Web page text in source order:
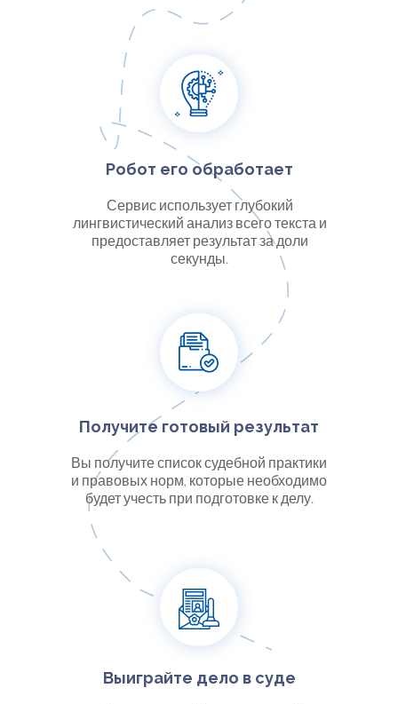
Робот его обработает
Выиграйте дело в суде
Получите готовый результат
Сервис использует глубокий
лингвистический анализ всего текста и
предоставляет результат за доли
секунды.
Вы получите список судебной практики
и правовых норм, которые необходимо
будет учесть при подготовке к делу.